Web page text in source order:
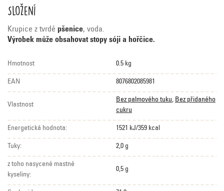
Složení
Krupice z tvrdé pšenice, voda.
Výrobek může obsahovat stopy sóji a hořčice.
Hmotnost 0.5 kg
EAN 8076802085981
Vlastnost
Bez palmového tuku, Bez přidaného
cukru
Energetická hodnota: 1521 kJ/359 kcal
Tuky: 2,0 g
z toho nasycené mastné
kyseliny:
0,5 g